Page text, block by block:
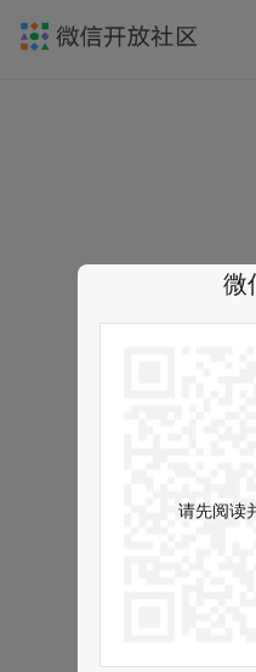
微
请先阅读